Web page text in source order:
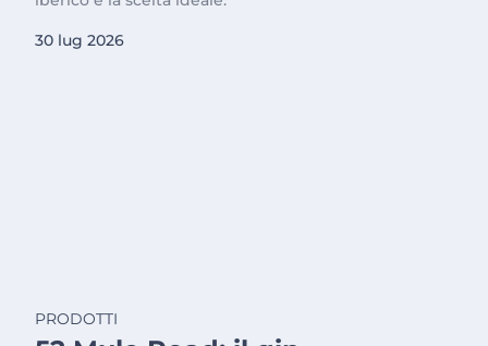
30 lug 2026
PRODOTTI